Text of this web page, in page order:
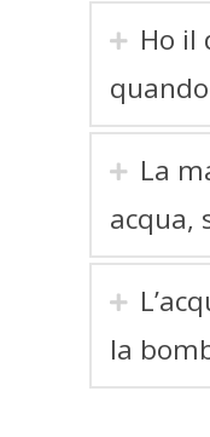
Ho il
La
acqua,
la